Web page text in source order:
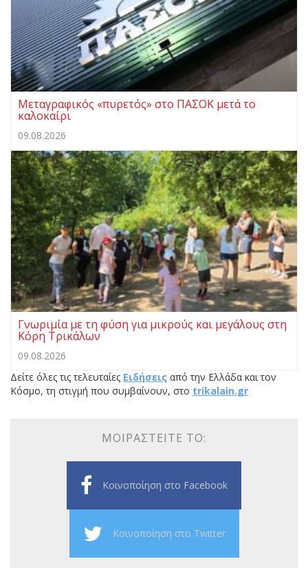
Μεταγραφικός «πυρετός» στο ΠΑΣΟΚ μετά το
καλοκαίρι
09.08.2026
Γνωριμία με τη φύση για μικρούς και μεγάλους στη
Κόρη Τρικάλων
09.08.2026
Δείτε όλες τις τελευταίες Ειδήσεις από την Ελλάδα και τον
Κόσμο, τη στιγμή που συμβαίνουν, στο trikalain.gr
ΜΟΙΡΑΣΤΕΊΤΕ ΤΟ:
Κοινοποίηση στο Facebook
Κοινοποίηση στο Twitter